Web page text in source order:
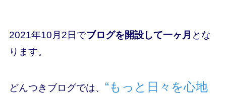
2021年10月2日でブログを開設して一ヶ月 とな
ります。
どんつきブログでは、 “もっと日々を心地